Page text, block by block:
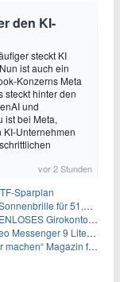
den KI-
steckt KI
ist auch ein
Konzerns Meta
steckt hinter den
und
ist bei Meta,
Unternehmen
vor 2 Stunden
Sparplan
für 51,55€
– 50€ schon nach 1 Woche!
9 Liter für 26,89€
für 0€ (statt 13,35€)